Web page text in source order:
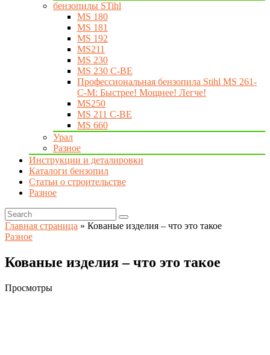
бензопилы STihl
MS 180
MS 181
MS 192
MS211
MS 230
MS 230 C-BE
Профессиональная бензопила Stihl MS 261-
C-M: Быстрее! Мощнее! Легче!
MS250
MS 211 C-BE
MS 660
Урал
Разное
Инструкции и деталировки
Каталоги бензопил
Статьи о строительстве
Разное
Главная страница » Кованые изделия – что это такое
Разное
Кованые изделия – что это такое
Просмотры